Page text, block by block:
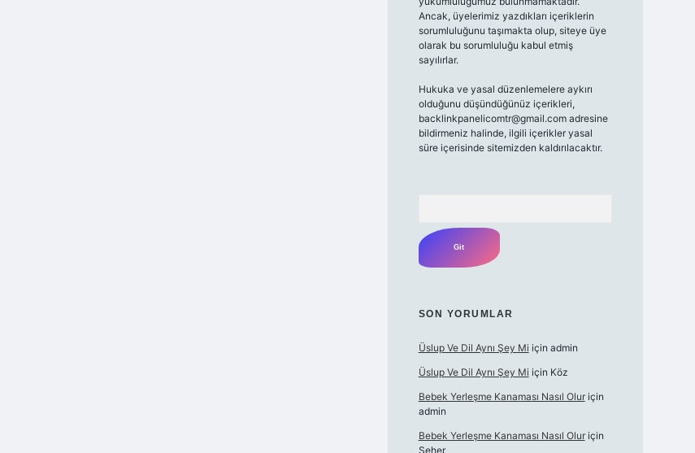
Ancak, üyelerimiz yazdıkları içeriklerin
sorumluluğunu taşımakta olup, siteye üye
olarak bu sorumluluğu kabul etmiş
sayılırlar.
Hukuka ve yasal düzenlemelere aykırı
olduğunu düşündüğünüz içerikleri,
backlinkpanelicomtr@gmail.comadresine
bildirmeniz halinde, ilgili içerikler yasal
süre içerisinde sitemizden kaldırılacaktır.
SON YORUMLAR
Üslup Ve Dil Aynı Şey Mi için admin
Üslup Ve Dil Aynı Şey Mi için Köz
Bebek Yerleşme Kanaması Nasıl Oluriçin
admin
Bebek Yerleşme Kanaması Nasıl Oluriçin
Seher